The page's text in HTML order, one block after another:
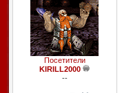
Посетители
KIRILL2000
--